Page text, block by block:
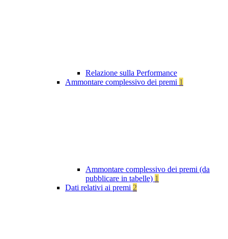
Relazione sulla Performance
Ammontare complessivo dei premi 1
Ammontare complessivo dei premi (da
pubblicare in tabelle) 1
Dati relativi ai premi 2